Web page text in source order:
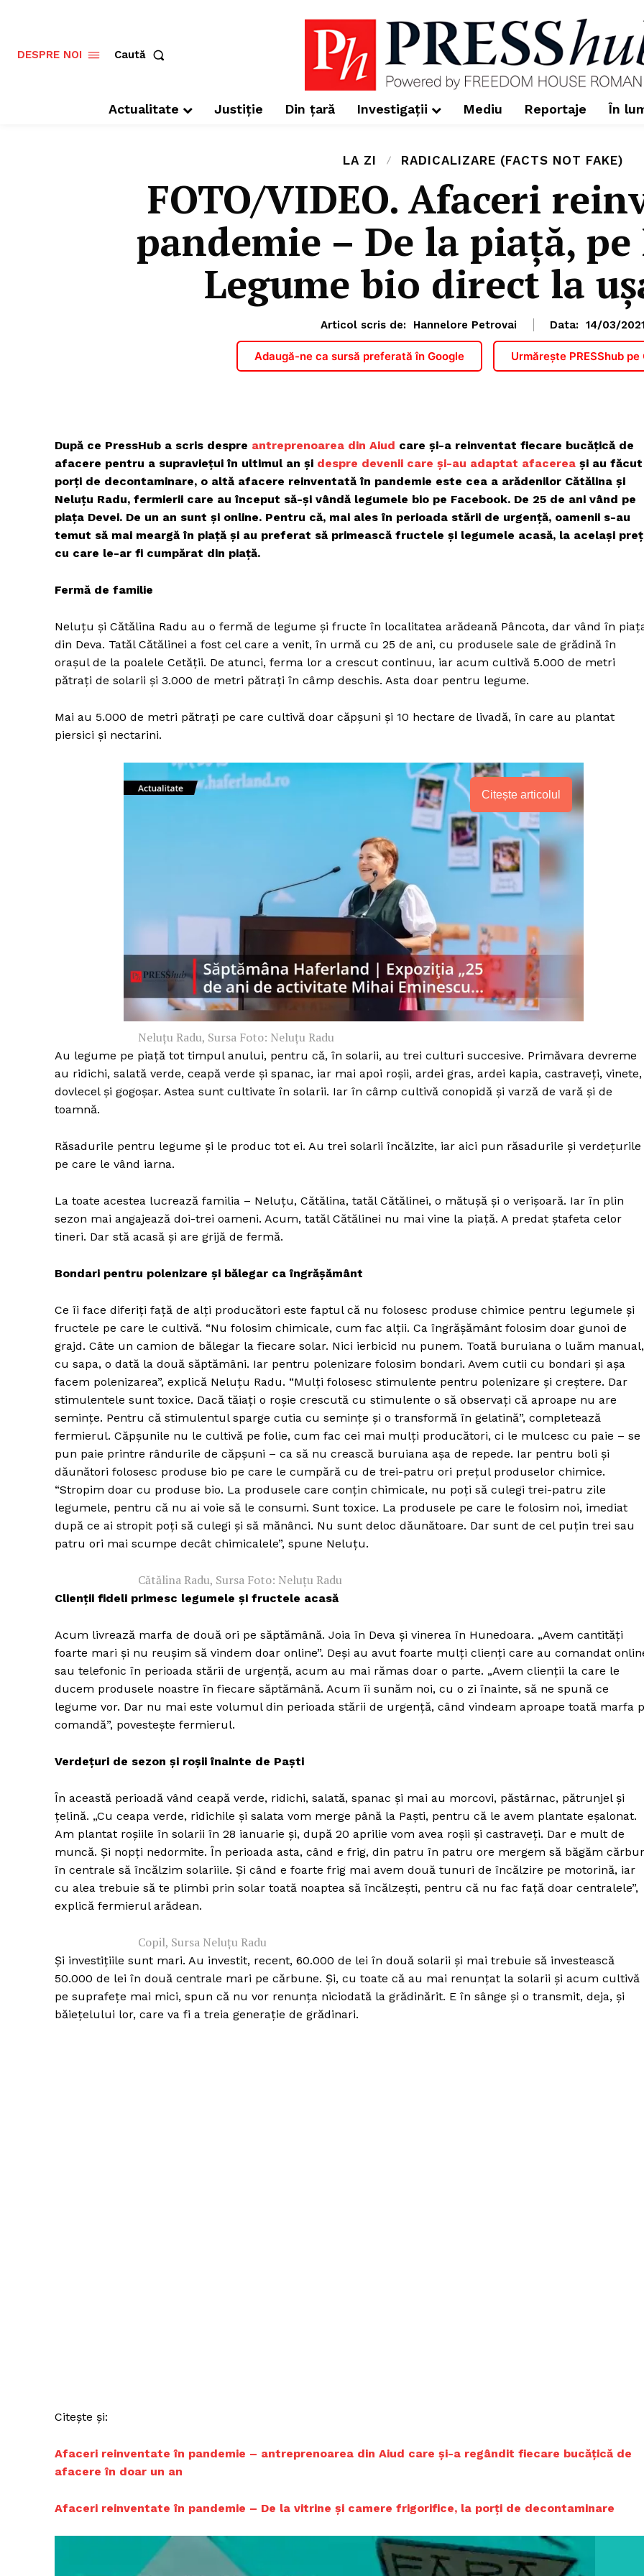
Un proiect
FREEDOM HOUSE
ROMÂNIA
Rețea
Contact
DESPRE NOI Caută
Actualitate Justiție Din țară Investigații Mediu Reportaje În
LA ZI RADICALIZARE (FACTS NOT FAKE)
FOTO/VIDEO. Afaceri
pandemie – De la piață, pe
Legume bio direct la
Articol scris de: Hannelore Petrovai Data: 14/03/2021
Adaugă-ne ca sursă preferată în Google Urmărește PRESShub
După ce PressHub a scris despre antreprenoarea din Aiud care și-a reinventat fiecare bucățică de
afacere pentru a supraviețui în ultimul an și despre devenii care și-au adaptat afacerea și au făcut
porți de decontaminare, o altă afacere reinventată în pandemie este cea a arădenilor Cătălina și
Neluțu Radu, fermierii care au început să-și vândă legumele bio pe Facebook. De 25 de ani vând pe
piața Devei. De un an sunt și online. Pentru că, mai ales în perioada stării de urgență, oamenii s-au
temut să mai meargă în piață și au preferat să primească fructele și legumele acasă, la același preț
cu care le-ar fi cumpărat din piață.
Fermă de familie
Neluțu și Cătălina Radu au o fermă de legume și fructe în localitatea arădeană Pâncota, dar vând în
din Deva. Tatăl Cătălinei a fost cel care a venit, în urmă cu 25 de ani, cu produsele sale de grădină în
orașul de la poalele Cetății. De atunci, ferma lor a crescut continuu, iar acum cultivă 5.000 de metri
pătrați de solarii și 3.000 de metri pătrați în câmp deschis. Asta doar pentru legume.
Mai au 5.000 de metri pătrați pe care cultivă doar căpșuni și 10 hectare de livadă, în care au plantat
piersici și nectarini.
Citește articolul
Neluțu Radu, Sursa Foto: Neluțu Radu
Au legume pe piață tot timpul anului, pentru că, în solarii, au trei culturi succesive. Primăvara devreme
au ridichi, salată verde, ceapă verde și spanac, iar mai apoi roșii, ardei gras, ardei kapia, castraveți, vinete,
dovlecel și gogoșar. Astea sunt cultivate în solarii. Iar în câmp cultivă conopidă și varză de vară și de
toamnă.
Răsadurile pentru legume și le produc tot ei. Au trei solarii încălzite, iar aici pun răsadurile și verdețurile
pe care le vând iarna.
La toate acestea lucrează familia – Neluțu, Cătălina, tatăl Cătălinei, o mătușă și o verișoară. Iar în plin
sezon mai angajează doi-trei oameni. Acum, tatăl Cătălinei nu mai vine la piață. A predat ștafeta celor
tineri. Dar stă acasă și are grijă de fermă.
Bondari pentru polenizare și bălegar ca îngrășământ
Ce îi face diferiți față de alți producători este faptul că nu folosesc produse chimice pentru legumele și
fructele pe care le cultivă. “Nu folosim chimicale, cum fac alții. Ca îngrășământ folosim doar gunoi de
grajd. Câte un camion de bălegar la fiecare solar. Nici ierbicid nu punem. Toată buruiana o luăm manual,
cu sapa, o dată la două săptămâni. Iar pentru polenizare folosim bondari. Avem cutii cu bondari și așa
facem polenizarea”, explică Neluțu Radu. “Mulți folosesc stimulente pentru polenizare și creștere. Dar
stimulentele sunt toxice. Dacă tăiați o roșie crescută cu stimulente o să observați că aproape nu are
semințe. Pentru că stimulentul sparge cutia cu semințe și o transformă în gelatină”, completează
fermierul. Căpșunile nu le cultivă pe folie, cum fac cei mai mulți producători, ci le mulcesc cu paie – se
pun paie printre rândurile de căpșuni – ca să nu crească buruiana așa de repede. Iar pentru boli și
dăunători folosesc produse bio pe care le cumpără cu de trei-patru ori prețul produselor chimice.
“Stropim doar cu produse bio. La produsele care conțin chimicale, nu poți să culegi trei-patru zile
legumele, pentru că nu ai voie să le consumi. Sunt toxice. La produsele pe care le folosim noi, imediat
după ce ai stropit poți să culegi și să mănânci. Nu sunt deloc dăunătoare. Dar sunt de cel puțin trei sau
patru ori mai scumpe decât chimicalele”, spune Neluțu.
Cătălina Radu, Sursa Foto: Neluțu Radu
Clienții fideli primesc legumele și fructele acasă
Acum livrează marfa de două ori pe săptămână. Joia în Deva și vinerea în Hunedoara. „Avem cantități
foarte mari și nu reușim să vindem doar online”. Deși au avut foarte mulți clienți care au comandat
sau telefonic în perioada stării de urgență, acum au mai rămas doar o parte. „Avem clienții la care le
ducem produsele noastre în fiecare săptămână. Acum îi sunăm noi, cu o zi înainte, să ne spună ce
legume vor. Dar nu mai este volumul din perioada stării de urgență, când vindeam aproape toată marfa
comandă”, povestește fermierul.
Verdețuri de sezon și roșii înainte de Paști
În această perioadă vând ceapă verde, ridichi, salată, spanac și mai au morcovi, păstârnac, pătrunjel și
țelină. „Cu ceapa verde, ridichile și salata vom merge până la Paști, pentru că le avem plantate eșalonat.
Am plantat roșiile în solarii în 28 ianuarie și, după 20 aprilie vom avea roșii și castraveți. Dar e mult de
muncă. Și nopți nedormite. În perioada asta, când e frig, din patru în patru ore mergem să băgăm
în centrale să încălzim solariile. Și când e foarte frig mai avem două tunuri de încălzire pe motorină, iar
cu alea trebuie să te plimbi prin solar toată noaptea să încălzești, pentru că nu fac față doar centralele”,
explică fermierul arădean.
Copil, Sursa Neluțu Radu
Și investițiile sunt mari. Au investit, recent, 60.000 de lei în două solarii și mai trebuie să investească
50.000 de lei în două centrale mari pe cărbune. Și, cu toate că au mai renunțat la solarii și acum cultivă
pe suprafețe mai mici, spun că nu vor renunța niciodată la grădinărit. E în sânge și o transmit, deja, și
băiețelului lor, care va fi a treia generație de grădinari.
Citește și:
Afaceri reinventate în pandemie – antreprenoarea din Aiud care și-a regândit fiecare bucățică de
afacere în doar un an
Afaceri reinventate în pandemie – De la vitrine și camere frigorifice, la porți de decontaminare